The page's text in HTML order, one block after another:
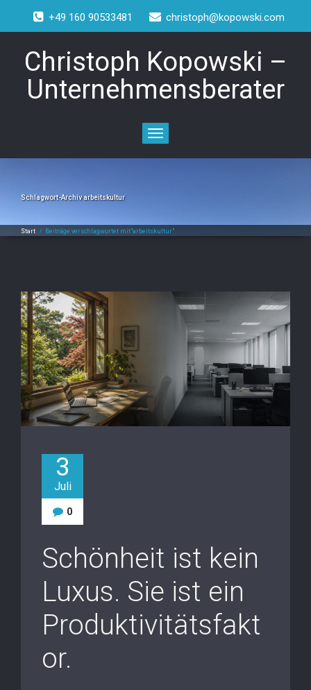
+49 160 90533481 christoph@kopowski.com
Christoph Kopowski –
Unternehmensberater
Toggle
navigation
Schlagwort-Archivarbeitskultur
Start / Beiträge verschlagwortet mit"arbeitskultur"
3
Juli
0
Schönheit ist kein
Luxus. Sie ist ein
Produktivitätsfakt
or.